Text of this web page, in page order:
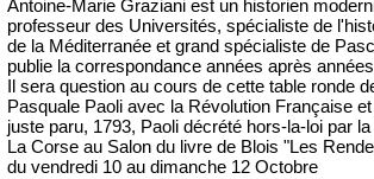
Antoine-Marie Graziani est un historien
professeur des Universités, spécialiste de
de la Méditerranée et grand spécialiste de
publie la correspondance années après
Il sera question au cours de cette table ronde
Pasquale Paoli avec la Révolution Française
juste paru, 1793, Paoli décrété hors-la-loi par
La Corse au Salon du livre de Blois "Les
du vendredi 10 au dimanche 12 Octobre